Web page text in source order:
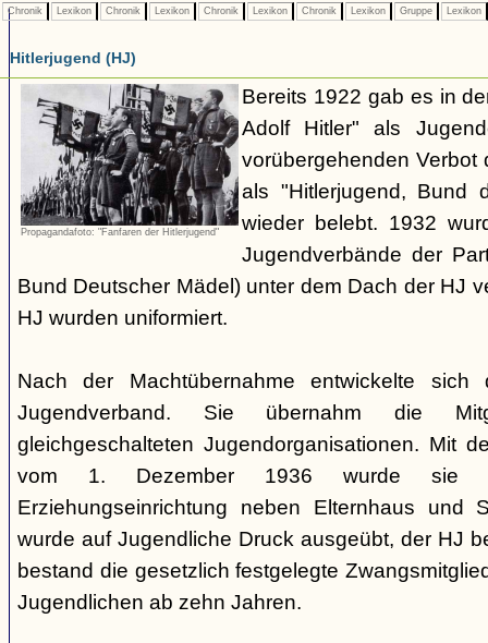
Chronik Lexikon Chronik Lexikon Chronik Lexikon Chronik Lexikon Gruppe Lexikon
Hitlerjugend (HJ)
Propagandafoto: "Fanfaren der Hitlerjugend"
Bereits 1922 gab es in
Adolf Hitler" als
vorübergehenden Verbot
als "Hitlerjugend, Bund
wieder belebt. 1932
Jugendverbände der
Bund Deutscher Mädel) unter dem Dach der HJ
HJ wurden uniformiert.
Nach der Machtübernahme entwickelte
Jugendverband. Sie übernahm die
gleichgeschalteten Jugendorganisationen. Mit
vom 1. Dezember 1936 wurde sie
Erziehungseinrichtung neben Elternhaus und
wurde auf Jugendliche Druck ausgeübt, der HJ
bestand die gesetzlich festgelegte
Jugendlichen ab zehn Jahren.